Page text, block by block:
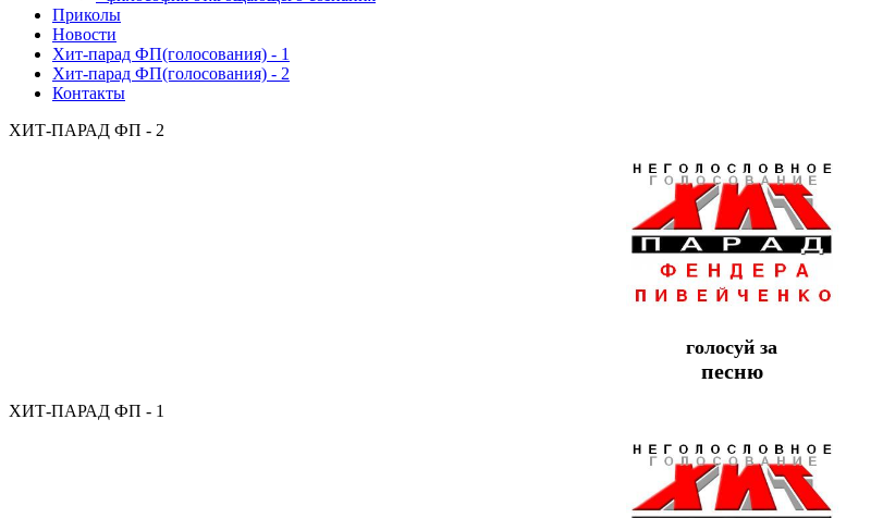
Приколы
Новости
Хит-парад ФП(голосования) - 1
Хит-парад ФП(голосования) - 2
Контакты
ХИТ-ПАРАД ФП - 2
голосуй за
песню
ХИТ-ПАРАД ФП - 1